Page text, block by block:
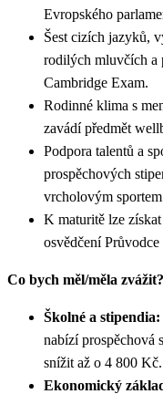
Evropského
Šest cizích jazyků,
rodilých mluvčích a
Cambridge Exam.
Rodinné klima s
zavádí předmět
Podpora talentů a
prospěchových
vrcholovým
K maturitě lze
osvědčení
Co bych měl/měla zvážit?
Školné a stipendia:
nabízí prospěchová
snížit až o 4 800 Kč.
Ekonomický